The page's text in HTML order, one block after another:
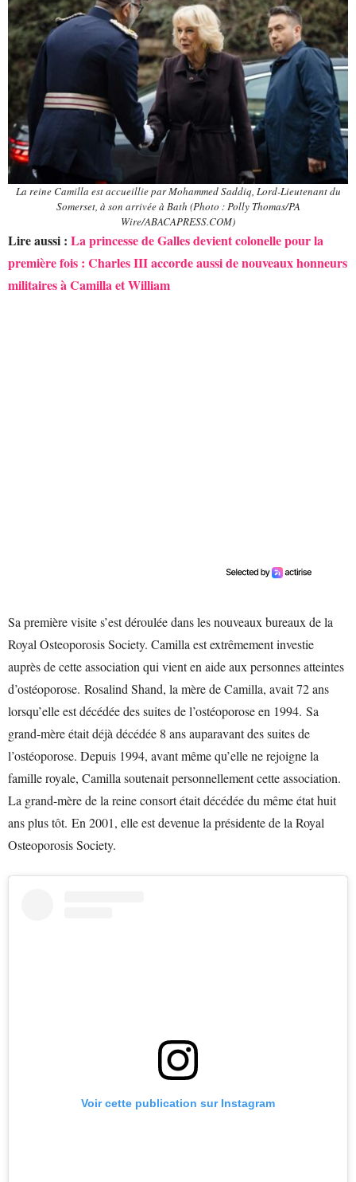
La reine Camilla est accueillie par Mohammed Saddiq, Lord-Lieutenant du
Somerset, à son arrivée à Bath (Photo : Polly Thomas/PA
Wire/ABACAPRESS.COM)
Lire aussi : La princesse de Galles devient colonelle pour la
première fois : Charles III accorde aussi de nouveaux honneurs
militaires à Camilla et William
Sa première visite s’est déroulée dans les nouveaux bureaux de la
Royal Osteoporosis Society. Camilla est extrêmement investie
auprès de cette association qui vient en aide aux personnes atteintes
d’ostéoporose. Rosalind Shand, la mère de Camilla, avait 72 ans
lorsqu’elle est décédée des suites de l’ostéoporose en 1994. Sa
grand-mère était déjà décédée 8 ans auparavant des suites de
l’ostéoporose. Depuis 1994, avant même qu’elle ne rejoigne la
famille royale, Camilla soutenait personnellement cette association.
La grand-mère de la reine consort était décédée du même état huit
ans plus tôt. En 2001, elle est devenue la présidente de la Royal
Osteoporosis Society.
Voir cette publication sur Instagram